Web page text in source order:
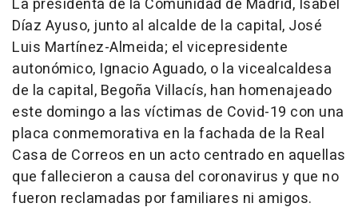
La presidenta de la Comunidad de Madrid, Isabel
Díaz Ayuso, junto al alcalde de la capital, José
Luis Martínez-Almeida; el vicepresidente
autonómico, Ignacio Aguado, o la vicealcaldesa
de la capital, Begoña Villacís, han homenajeado
este domingo a las víctimas de Covid-19 con una
placa conmemorativa en la fachada de la Real
Casa de Correos en un acto centrado en aquellas
que fallecieron a causa del coronavirus y que no
fueron reclamadas por familiares ni amigos.